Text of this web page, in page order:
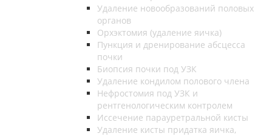
Удаление новообразований половых
органов
Орхэктомия (удаление яичка)
Пункция и дренирование абсцесса
почки
Биопсия почки под УЗК
Удаление кондилом полового члена
Нефростомия под УЗК и
рентгенологическим контролем
Иссечение парауретральной кисты
Удаление кисты придатка яичка,